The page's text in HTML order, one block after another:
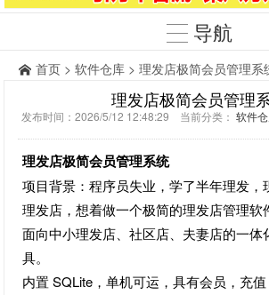
导航
首页 > 软件仓库 > 理发店极简会员管理系
理发店极简会员管理
发布时间：2026/5/12 12:48:29 当前分类： 软件
理发店极简会员管理系统
项目背景：程序员失业，学了半年理发，
理发店，想着做一个极简的理发店管理软
面向中小理发店、社区店、夫妻店的一体
具。
内置 SQLite，单机可运，具有会员，充